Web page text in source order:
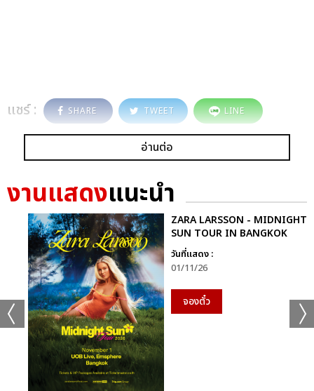
แชร์ : SHARE TWEET LINE
อ่านต่อ
งานแสดงแนะนำ
ZARA LARSSON - MIDNIGHT
SUN TOUR IN BANGKOK
วันที่แสดง :
01/11/26
จองตั๋ว